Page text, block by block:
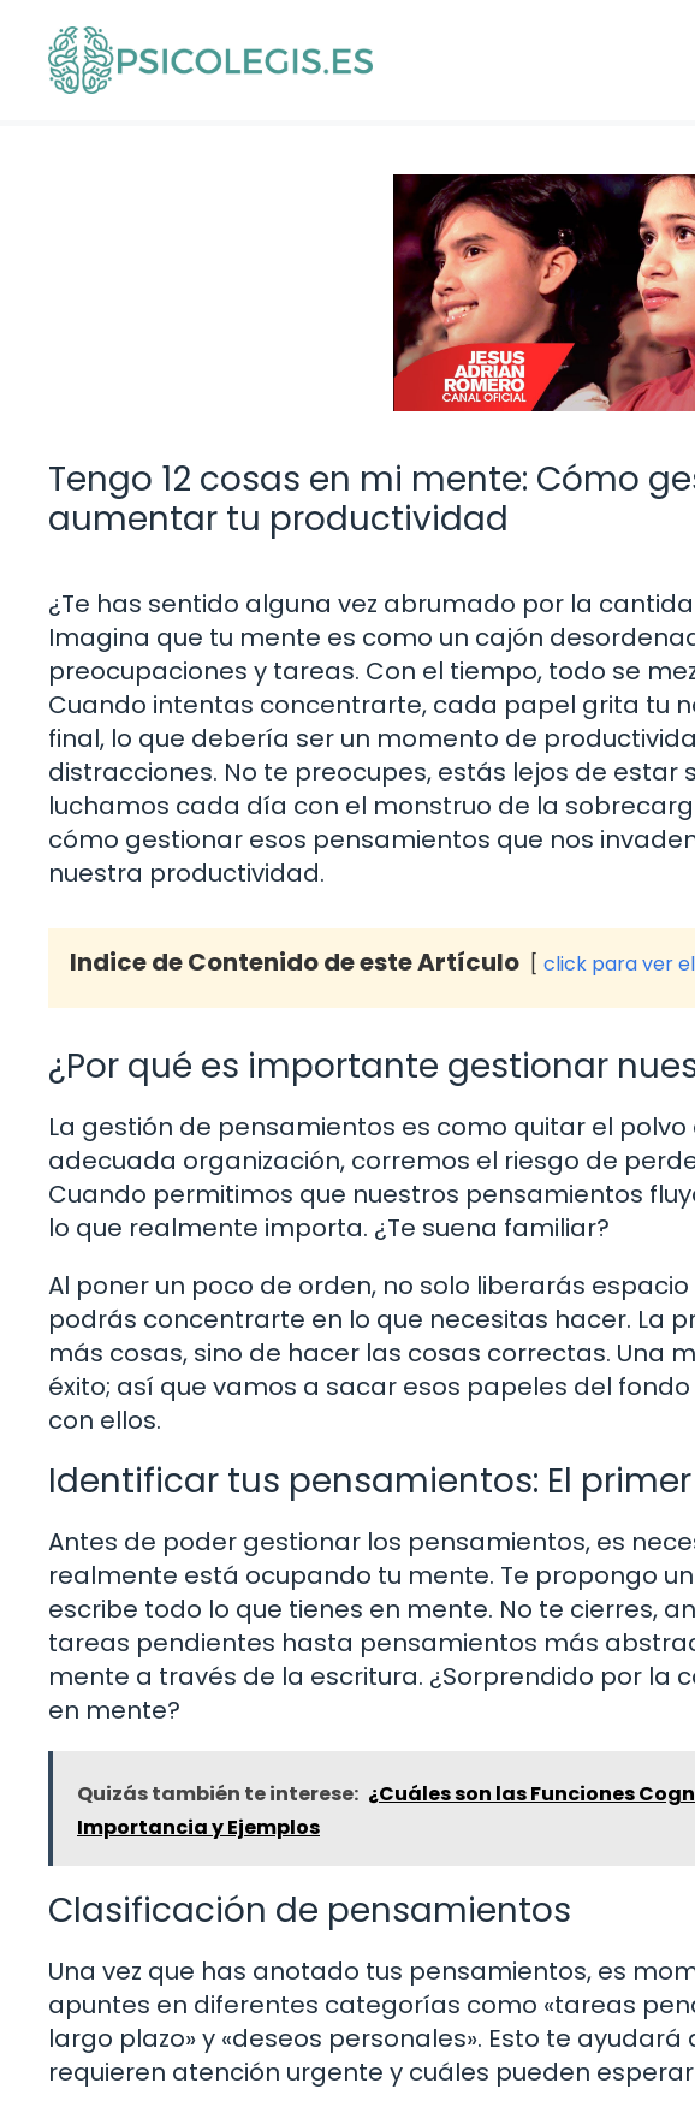
contenido
Tengo 12 cosas en mi mente: Cómo
aumentar tu productividad
¿Te has sentido alguna vez abrumado por la
Imagina que tu mente es como un cajón
preocupaciones y tareas. Con el tiempo, todo se
Cuando intentas concentrarte, cada papel grita tu
final, lo que debería ser un momento de
distracciones. No te preocupes, estás lejos de estar
luchamos cada día con el monstruo de la
cómo gestionar esos pensamientos que nos
nuestra productividad.
Indice de Contenido de este Artículo click para ver
¿Por qué es importante gestionar
La gestión de pensamientos es como quitar el
adecuada organización, corremos el riesgo de
Cuando permitimos que nuestros pensamientos
lo que realmente importa. ¿Te suena familiar?
Al poner un poco de orden, no solo liberarás
podrás concentrarte en lo que necesitas hacer. La
más cosas, sino de hacer las cosas correctas. Una
éxito; así que vamos a sacar esos papeles del
con ellos.
Identificar tus pensamientos: El
Antes de poder gestionar los pensamientos, es
realmente está ocupando tu mente. Te propongo
escribe todo lo que tienes en mente. No te cierres,
tareas pendientes hasta pensamientos más
mente a través de la escritura. ¿Sorprendido por la
en mente?
Quizás también te interese: ¿Cuáles son las Funciones
Importancia y Ejemplos
Clasificación de pensamientos
Una vez que has anotado tus pensamientos, es
apuntes en diferentes categorías como «tareas
largo plazo» y «deseos personales». Esto te
requieren atención urgente y cuáles pueden